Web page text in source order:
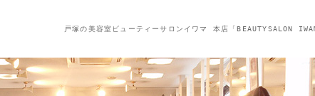
戸塚の美容室ビューティーサロンイワマ 本店「BEAUTYSALON